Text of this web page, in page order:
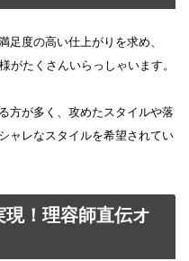
足度の高い仕上がりを求め、
がたくさんいらっしゃいます。
方が多く、攻めたスタイルや落
ャレなスタイルを希望されてい
！理容師直伝オ